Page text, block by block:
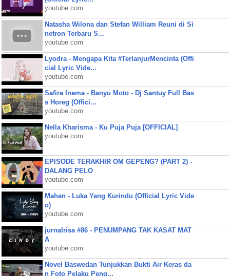
youtube.com
Natasha Wilona dan Stefan William Reuni di Si
netron Terbaru S...
youtube.com
Lyodra - Mengapa Kita #TerlanjurMencinta (Offi
cial Lyric Vide...
youtube.com
Safira Inema - Banyu Moto - Dj Santuy Full Bas
s Horeg (Offici...
youtube.com
Nella Kharisma - Ku Puja Puja [OFFICIAL]
youtube.com
EPISODE TERAKHIR OM GEPENG? (PART 2) -
DALANG PELO
youtube.com
Mahen - Luka Yang Kurindu (Official Lyric Vide
o)
youtube.com
jurnalrisa #86 - PENUMPANG TAK KASAT MAT
A
youtube.com
Novel Baswedan Tunjukkan Bukti Air Keras da
n Foto Pelaku Peng...